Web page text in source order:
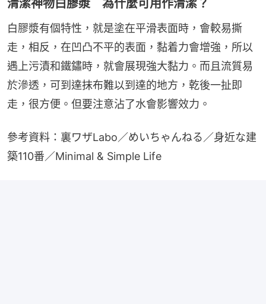
清潔神物白膠漿 為什麼可用作清潔？
白膠漿有個特性，就是塗在平滑表面時，會較易撕
走，相反，在凹凸不平的表面，黏着力會增強，所以
遇上污漬和鐵鏽時，就會展現強大黏力。而且流質易
於滲透，可到達抹布難以到達的地方，乾後一扯即
走，很方便。但要注意沾了水會影響效力。
參考資料：裏ワザLabo／めいちゃんねる／身近な建
築110番／Minimal & Simple Life